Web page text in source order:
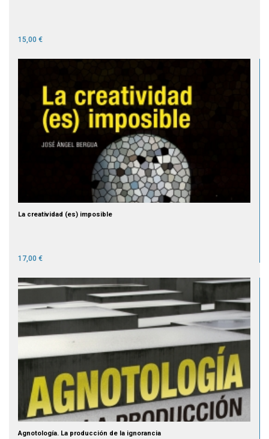
15,00 €
La creatividad (es) imposible
17,00 €
Agnotología. La producción de la ignorancia